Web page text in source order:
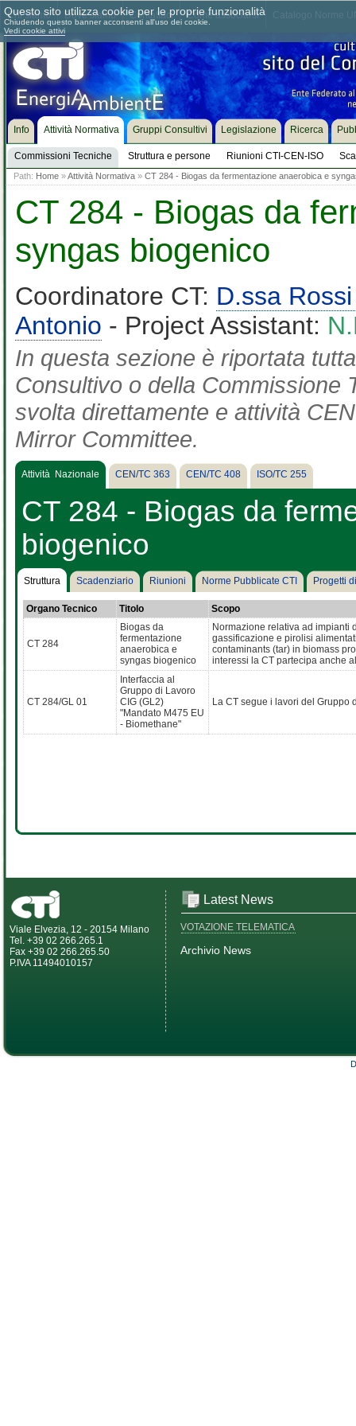
Chi siamo Dove siamo Contattaci Come associarsi
Info Attività Normativa
Commissioni Tecniche Struttura e persone Riunioni CTI-CEN-ISO
Gruppi Consultivi Legislazione Ricerca
Path: Home »Attività Normativa » CT 284 - Biogas da fermentazione anaerobica e
CT 284 - Biogas da
syngas biogenico
Coordinatore CT: D.ssa
Antonio - Project Assistant:
In questa sezione è riportata
Consultivo o della Commissione
svolta direttamente e attività
Mirror Committee.
Attività Nazionale CEN/TC 363 CEN/TC 408 ISO/TC 255
CT 284 - Biogas da
biogenico
Struttura Scadenziario Riunioni Norme Pubblicate CTI Progetti
Organo Tecnico Titolo Scopo
CT 284
Biogas da
fermentazione
anaerobica e
syngas biogenico
Normazione relativa ad impianti
gassificazione e pirolisi
contaminants (tar) in biomass
interessi la CT partecipa anche
CT 284/GL 01
Interfaccia al
Gruppo di Lavoro
CIG (GL2)
"Mandato M475 EU
- Biomethane"
La CT segue i lavori del Gruppo
Viale Elvezia, 12 - 20154 Milano
Tel. +39 02 266.265.1
Fax +39 02 266.265.50
P.IVA 11494010157
Latest News
VOTAZIONE TELEMATICA
Archivio News
Questo sito utilizza cookie per le proprie funzionalità
Chiudendo questo banner acconsenti all'uso dei cookie.
Vedi cookie attivi